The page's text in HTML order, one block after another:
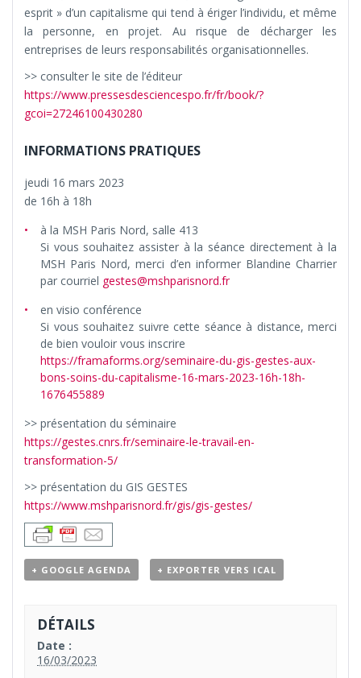
esprit » d’un capitalisme qui tend à ériger l’individu, et même
la personne, en projet. Au risque de décharger les
entreprises de leurs responsabilités organisationnelles.
>> consulter le site de l’éditeur
https://www.pressesdesciencespo.fr/fr/book/?
gcoi=27246100430280
INFORMATIONS PRATIQUES
jeudi 16 mars 2023
de 16h à 18h
à la MSH Paris Nord, salle 413
Si vous souhaitez assister à la séance directement à la
MSH Paris Nord, merci d’en informer Blandine Charrier
par courriel gestes@mshparisnord.fr
en visio conférence
Si vous souhaitez suivre cette séance à distance, merci
de bien vouloir vous inscrire
https://framaforms.org/seminaire-du-gis-gestes-aux-
bons-soins-du-capitalisme-16-mars-2023-16h-18h-
1676455889
>> présentation du séminaire
https://gestes.cnrs.fr/seminaire-le-travail-en-
transformation-5/
>> présentation du GIS GESTES
https://www.mshparisnord.fr/gis/gis-gestes/
+ GOOGLE AGENDA + EXPORTER VERS ICAL
DÉTAILS
Date :
16/03/2023